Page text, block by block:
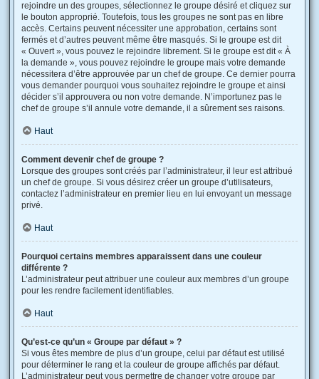
rejoindre un des groupes, sélectionnez le groupe désiré et cliquez sur
le bouton approprié. Toutefois, tous les groupes ne sont pas en libre
accès. Certains peuvent nécessiter une approbation, certains sont
fermés et d’autres peuvent même être masqués. Si le groupe est dit
« Ouvert », vous pouvez le rejoindre librement. Si le groupe est dit « À
la demande », vous pouvez rejoindre le groupe mais votre demande
nécessitera d’être approuvée par un chef de groupe. Ce dernier pourra
vous demander pourquoi vous souhaitez rejoindre le groupe et ainsi
décider s’il approuvera ou non votre demande. N’importunez pas le
chef de groupe s’il annule votre demande, il a sûrement ses raisons.
Haut
Comment devenir chef de groupe ?
Lorsque des groupes sont créés par l’administrateur, il leur est attribué
un chef de groupe. Si vous désirez créer un groupe d’utilisateurs,
contactez l’administrateur en premier lieu en lui envoyant un message
privé.
Haut
Pourquoi certains membres apparaissent dans une couleur
différente ?
L’administrateur peut attribuer une couleur aux membres d’un groupe
pour les rendre facilement identifiables.
Haut
Qu’est-ce qu’un « Groupe par défaut » ?
Si vous êtes membre de plus d’un groupe, celui par défaut est utilisé
pour déterminer le rang et la couleur de groupe affichés par défaut.
L’administrateur peut vous permettre de changer votre groupe par